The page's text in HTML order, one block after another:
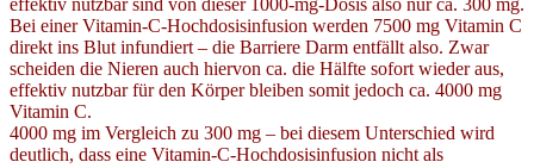
Bei einer Vitamin-C-Hochdosisinfusion werden 7500 mg Vitamin C
direkt ins Blut infundiert – die Barriere Darm entfällt also. Zwar
scheiden die Nieren auch hiervon ca. die Hälfte sofort wieder aus,
effektiv nutzbar für den Körper bleiben somit jedoch ca. 4000 mg
Vitamin C.
4000 mg im Vergleich zu 300 mg – bei diesem Unterschied wird
deutlich, dass eine Vitamin-C-Hochdosisinfusion nicht als